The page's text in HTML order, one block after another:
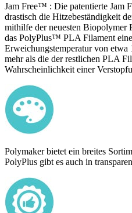
Jam Free™ : Die patentierte Jam
drastisch die Hitzebeständigkeit
mithilfe der neuesten Biopolymer
das PolyPlus™ PLA Filament
Erweichungstemperatur von etwa
mehr als die der restlichen PLA
Wahrscheinlichkeit einer
Polymaker bietet ein breites
PolyPlus gibt es auch in